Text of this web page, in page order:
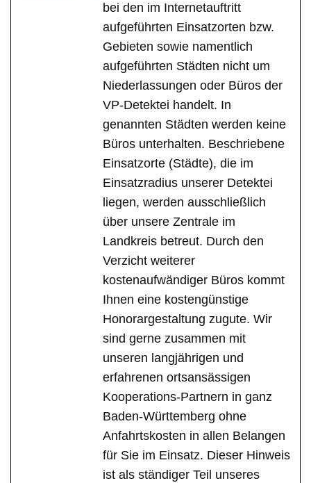
bei den im Internetauftritt
aufgeführten Einsatzorten bzw.
Gebieten sowie namentlich
aufgeführten Städten nicht um
Niederlassungen oder Büros der
VP-Detektei handelt. In
genannten Städten werden keine
Büros unterhalten. Beschriebene
Einsatzorte (Städte), die im
Einsatzradius unserer Detektei
liegen, werden ausschließlich
über unsere Zentrale im
Landkreis betreut. Durch den
Verzicht weiterer
kostenaufwändiger Büros kommt
Ihnen eine kostengünstige
Honorargestaltung zugute. Wir
sind gerne zusammen mit
unseren langjährigen und
erfahrenen ortsansässigen
Kooperations-Partnern in ganz
Baden-Württemberg ohne
Anfahrtskosten in allen Belangen
für Sie im Einsatz. Dieser Hinweis
ist als ständiger Teil unseres